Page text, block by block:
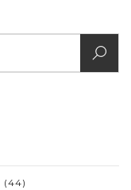
(44)